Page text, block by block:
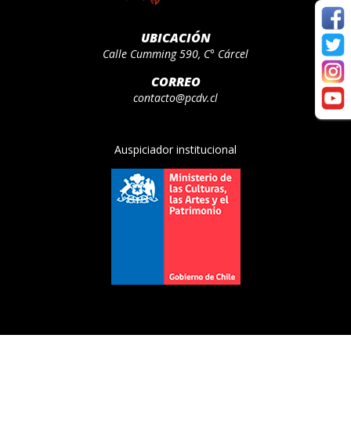
UBICACIÓN
Calle Cumming 590, C° Cárcel
CORREO
contacto@pcdv.cl
Auspiciador institucional